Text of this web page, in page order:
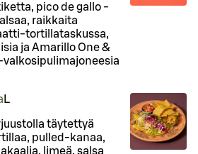
pico de gallo -
raikkaita
tortillataskussa,
ja Amarillo One &
L
täytettyä
pulled-kanaa,
limeä, salsa